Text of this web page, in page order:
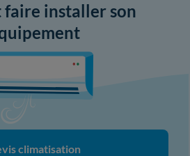
faire installer son
climatisation